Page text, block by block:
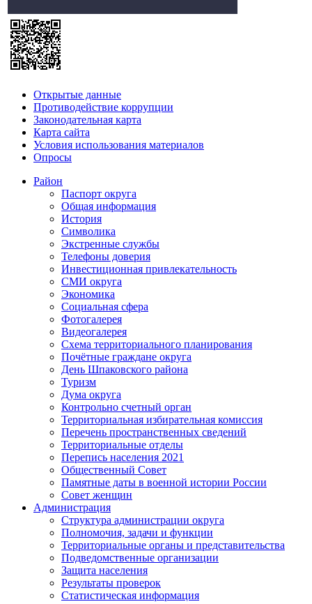
Открытые данные
Противодействие коррупции
Законодательная карта
Карта сайта
Условия использования материалов
Опросы
Район
Паспорт округа
Общая информация
История
Символика
Экстренные службы
Телефоны доверия
Инвестиционная привлекательность
СМИ округа
Экономика
Социальная сфера
Фотогалерея
Видеогалерея
Схема территориального планирования
Почётные граждане округа
День Шпаковского района
Туризм
Дума округа
Контрольно счетный орган
Территориальная избирательная комиссия
Перечень пространственных сведений
Территориальные отделы
Перепись населения 2021
Общественный Совет
Памятные даты в военной истории России
Совет женщин
Администрация
Структура администрации округа
Полномочия, задачи и функции
Территориальные органы и представительства
Подведомственные организации
Защита населения
Результаты проверок
Статистическая информация